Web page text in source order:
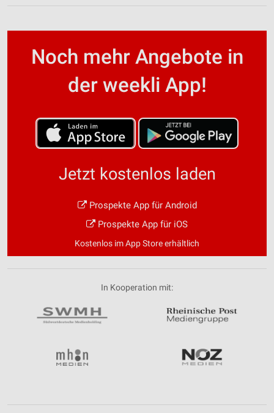
Noch mehr Angebote in
der weekli App!
Jetzt kostenlos laden
Prospekte App für Android
Prospekte App für iOS
Kostenlos im App Store erhältlich
In Kooperation mit: